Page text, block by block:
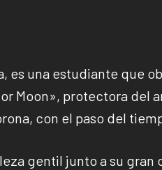
es una estudiante que
Moon», protectora del
con el paso del
gentil junto a su